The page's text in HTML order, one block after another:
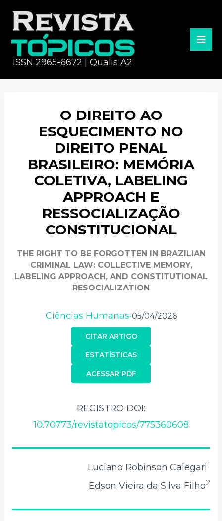
ISSN 2965-6672 | Qualis A2
O DIREITO AO
ESQUECIMENTO NO
DIREITO PENAL
BRASILEIRO: MEMÓRIA
COLETIVA, LABELING
APPROACH E
RESSOCIALIZAÇÃO
CONSTITUCIONAL
THE RIGHT TO BE FORGOTTEN IN BRAZILIAN
CRIMINAL LAW: COLLECTIVE MEMORY,
LABELING APPROACH, AND CONSTITUTIONAL
RESOCIALIZATION
Ciências Humanas•05/04/2026
CITAR ARTIGO
ACESSAR PDF
ESTATÍSTICAS
REGISTRO DOI:
10.70773/revistatopicos/775360608
Luciano Robinson Calegari1
Edson Vieira da Silva Filho2